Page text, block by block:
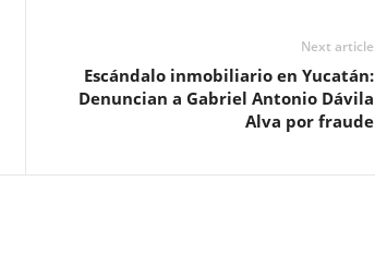
Next article
Escándalo inmobiliario en Yucatán:
Denuncian a Gabriel Antonio Dávila
Alva por fraude